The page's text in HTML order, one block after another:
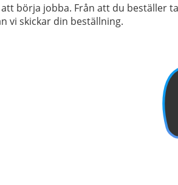
börja jobba. Från att du beställer
vi skickar din beställning.